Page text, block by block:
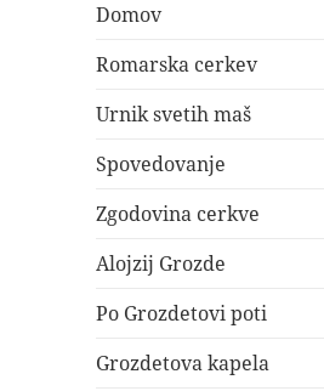
Domov
Romarska cerkev
Urnik svetih maš
Spovedovanje
Zgodovina cerkve
Alojzij Grozde
Po Grozdetovi poti
Grozdetova kapela